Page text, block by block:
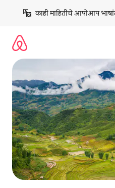
काही माहितीचे आपोआप